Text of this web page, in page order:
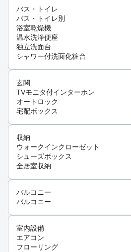
バス・トイレ
バス・トイレ別
浴室乾燥機
温水洗浄便座
独立洗面台
シャワー付洗面化粧台
玄関
TVモニタ付インターホン
オートロック
宅配ボックス
収納
ウォークインクローゼット
シューズボックス
全居室収納
バルコニー
バルコニー
室内設備
エアコン
フローリング